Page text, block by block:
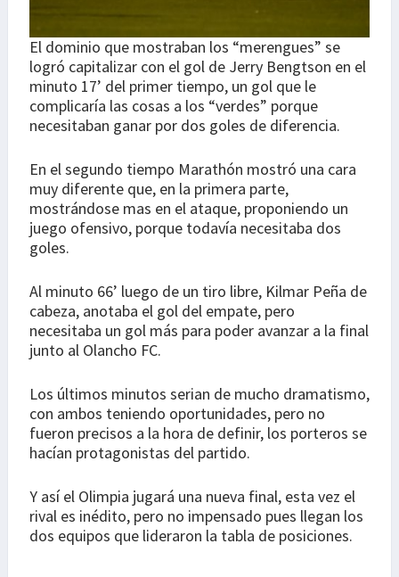
El dominio que mostraban los “merengues” se
logró capitalizar con el gol de Jerry Bengtson en el
minuto 17’ del primer tiempo, un gol que le
complicaría las cosas a los “verdes” porque
necesitaban ganar por dos goles de diferencia.
En el segundo tiempo Marathón mostró una cara
muy diferente que, en la primera parte,
mostrándose mas en el ataque, proponiendo un
juego ofensivo, porque todavía necesitaba dos
goles.
Al minuto 66’ luego de un tiro libre, Kilmar Peña de
cabeza, anotaba el gol del empate, pero
necesitaba un gol más para poder avanzar a la final
junto al Olancho FC.
Los últimos minutos serian de mucho dramatismo,
con ambos teniendo oportunidades, pero no
fueron precisos a la hora de definir, los porteros se
hacían protagonistas del partido.
Y así el Olimpia jugará una nueva final, esta vez el
rival es inédito, pero no impensado pues llegan los
dos equipos que lideraron la tabla de posiciones.